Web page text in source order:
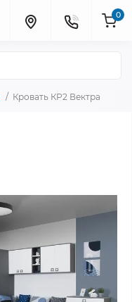
0
Кровать КР2 Вектра